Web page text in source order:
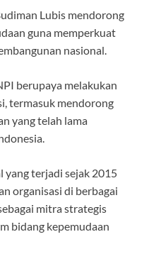
Lubis mendorong
guna memperkuat
nasional.
berupaya melakukan
termasuk mendorong
yang telah lama
yang terjadi sejak 2015
organisasi di berbagai
mitra strategis
bidang kepemudaan